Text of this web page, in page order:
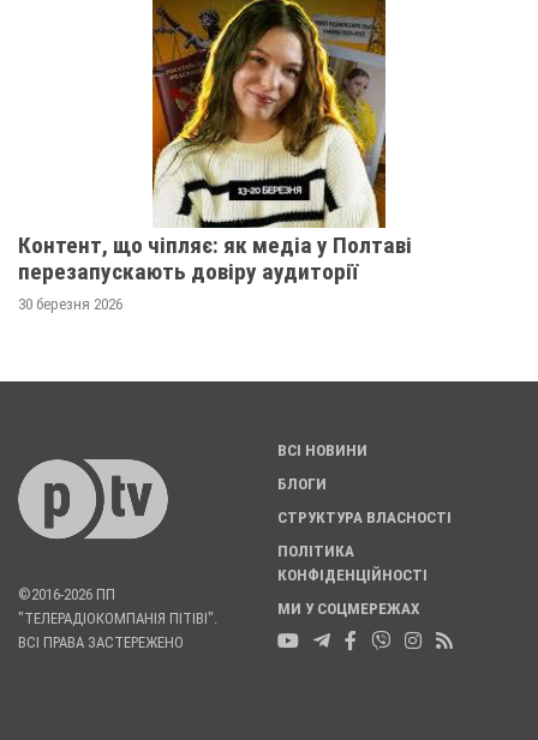
Контент, що чіпляє: як медіа у Полтаві
перезапускають довіру аудиторії
30 березня 2026
©2016-2026 ПП
"ТЕЛЕРАДІОКОМПАНІЯ ПІТІВІ".
ВСІ ПРАВА ЗАСТЕРЕЖЕНО
ВСІ НОВИНИ
БЛОГИ
СТРУКТУРА ВЛАСНОСТІ
ПОЛІТИКА
КОНФІДЕНЦІЙНОСТІ
МИ У СОЦМЕРЕЖАХ